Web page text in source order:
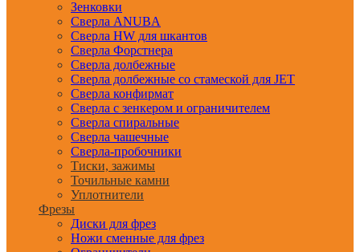
Зенковки
Сверла ANUBA
Сверла HW для шкантов
Сверла Форстнера
Сверла долбежные
Сверла долбежные со стамеской для JET
Сверла конфирмат
Сверла с зенкером и ограничителем
Сверла спиральные
Сверла чашечные
Сверла-пробочники
Тиски, зажимы
Точильные камни
Уплотнители
Фрезы
Диски для фрез
Ножи сменные для фрез